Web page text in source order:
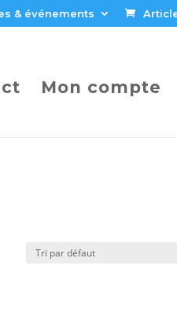
& événements
Mon compte